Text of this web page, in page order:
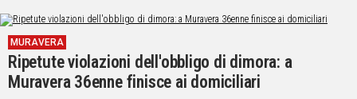
MURAVERA
Ripetute violazioni dell'obbligo di dimora: a
Muravera 36enne finisce ai domiciliari